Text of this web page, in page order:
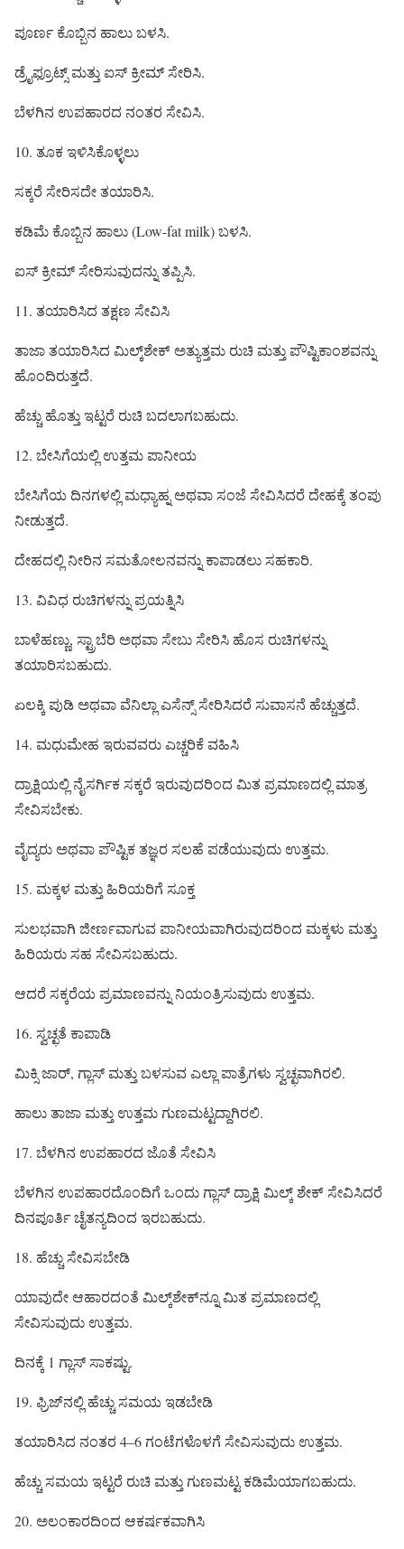
ಪೂರ್ಣ ಕೊಬ್ಬಿನ ಹಾಲು ಬಳಸಿ.
ಡ್ರೈಫ್ರೂಟ್ಸ್ ಮತ್ತು ಐಸ್ ಕ್ರೀಮ್ ಸೇರಿಸಿ.
ಬೆಳಗಿನ ಉಪಹಾರದ ನಂತರ ಸೇವಿಸಿ.
10. ತೂಕ ಇಳಿಸಿಕೊಳ್ಳಲು
ಸಕ್ಕರೆ ಸೇರಿಸದೇ ತಯಾರಿಸಿ.
ಕಡಿಮೆ ಕೊಬ್ಬಿನ ಹಾಲು (Low-fat milk) ಬಳಸಿ.
ಐಸ್ ಕ್ರೀಮ್ ಸೇರಿಸುವುದನ್ನು ತಪ್ಪಿಸಿ.
11. ತಯಾರಿಸಿದ ತಕ್ಷಣ ಸೇವಿಸಿ
ತಾಜಾ ತಯಾರಿಸಿದ ಮಿಲ್ಕ್‌ಶೇಕ್ ಅತ್ಯುತ್ತಮ ರುಚಿ ಮತ್ತು ಪೌಷ್ಟಿಕಾಂಶವನ್ನು
ಹೊಂದಿರುತ್ತದೆ.
ಹೆಚ್ಚು ಹೊತ್ತು ಇಟ್ಟರೆ ರುಚಿ ಬದಲಾಗಬಹುದು.
12. ಬೇಸಿಗೆಯಲ್ಲಿ ಉತ್ತಮ ಪಾನೀಯ
ಬೇಸಿಗೆಯ ದಿನಗಳಲ್ಲಿ ಮಧ್ಯಾಹ್ನ ಅಥವಾ ಸಂಜೆ ಸೇವಿಸಿದರೆ ದೇಹಕ್ಕೆ ತಂಪು
ನೀಡುತ್ತದೆ.
ದೇಹದಲ್ಲಿ ನೀರಿನ ಸಮತೋಲನವನ್ನು ಕಾಪಾಡಲು ಸಹಕಾರಿ.
13. ವಿವಿಧ ರುಚಿಗಳನ್ನು ಪ್ರಯತ್ನಿಸಿ
ಬಾಳೆಹಣ್ಣು, ಸ್ಟ್ರಾಬೆರಿ ಅಥವಾ ಸೇಬು ಸೇರಿಸಿ ಹೊಸ ರುಚಿಗಳನ್ನು
ತಯಾರಿಸಬಹುದು.
ಏಲಕ್ಕಿ ಪುಡಿ ಅಥವಾ ವೆನಿಲ್ಲಾ ಎಸೆನ್ಸ್ ಸೇರಿಸಿದರೆ ಸುವಾಸನೆ ಹೆಚ್ಚುತ್ತದೆ.
14. ಮಧುಮೇಹ ಇರುವವರು ಎಚ್ಚರಿಕೆ ವಹಿಸಿ
ದ್ರಾಕ್ಷಿಯಲ್ಲಿ ನೈಸರ್ಗಿಕ ಸಕ್ಕರೆ ಇರುವುದರಿಂದ ಮಿತ ಪ್ರಮಾಣದಲ್ಲಿ ಮಾತ್ರ
ಸೇವಿಸಬೇಕು.
ವೈದ್ಯರು ಅಥವಾ ಪೌಷ್ಟಿಕ ತಜ್ಞರ ಸಲಹೆ ಪಡೆಯುವುದು ಉತ್ತಮ.
15. ಮಕ್ಕಳ ಮತ್ತು ಹಿರಿಯರಿಗೆ ಸೂಕ್ತ
ಸುಲಭವಾಗಿ ಜೀರ್ಣವಾಗುವ ಪಾನೀಯವಾಗಿರುವುದರಿಂದ ಮಕ್ಕಳು ಮತ್ತು
ಹಿರಿಯರು ಸಹ ಸೇವಿಸಬಹುದು.
ಆದರೆ ಸಕ್ಕರೆಯ ಪ್ರಮಾಣವನ್ನು ನಿಯಂತ್ರಿಸುವುದು ಉತ್ತಮ.
16. ಸ್ವಚ್ಛತೆ ಕಾಪಾಡಿ
ಮಿಕ್ಸಿ ಜಾರ್, ಗ್ಲಾಸ್ ಮತ್ತು ಬಳಸುವ ಎಲ್ಲಾ ಪಾತ್ರೆಗಳು ಸ್ವಚ್ಛವಾಗಿರಲಿ.
ಹಾಲು ತಾಜಾ ಮತ್ತು ಉತ್ತಮ ಗುಣಮಟ್ಟದ್ದಾಗಿರಲಿ.
17. ಬೆಳಗಿನ ಉಪಹಾರದ ಜೊತೆ ಸೇವಿಸಿ
ಬೆಳಗಿನ ಉಪಹಾರದೊಂದಿಗೆ ಒಂದು ಗ್ಲಾಸ್ ದ್ರಾಕ್ಷಿ ಮಿಲ್ಕ್‌ ಶೇಕ್ ಸೇವಿಸಿದರೆ
ದಿನಪೂರ್ತಿ ಚೈತನ್ಯದಿಂದ ಇರಬಹುದು.
18. ಹೆಚ್ಚು ಸೇವಿಸಬೇಡಿ
ಯಾವುದೇ ಆಹಾರದಂತೆ ಮಿಲ್ಕ್‌ಶೇಕ್‌ನ್ನೂ ಮಿತ ಪ್ರಮಾಣದಲ್ಲಿ
ಸೇವಿಸುವುದು ಉತ್ತಮ.
ದಿನಕ್ಕೆ 1 ಗ್ಲಾಸ್ ಸಾಕಷ್ಟು.
19. ಫ್ರಿಜ್‌ನಲ್ಲಿ ಹೆಚ್ಚು ಸಮಯ ಇಡಬೇಡಿ
ತಯಾರಿಸಿದ ನಂತರ 4–6 ಗಂಟೆಗಳೊಳಗೆ ಸೇವಿಸುವುದು ಉತ್ತಮ.
ಹೆಚ್ಚು ಸಮಯ ಇಟ್ಟರೆ ರುಚಿ ಮತ್ತು ಗುಣಮಟ್ಟ ಕಡಿಮೆಯಾಗಬಹುದು.
20. ಅಲಂಕಾರದಿಂದ ಆಕರ್ಷಕವಾಗಿಸಿ